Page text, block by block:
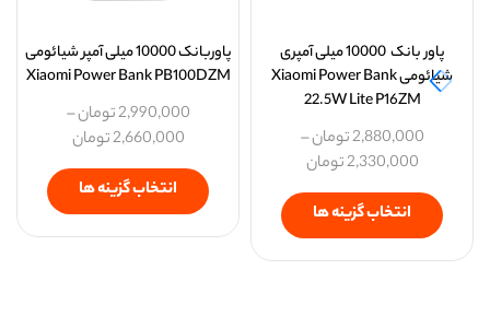
پاور بانک 10000 میلی آمپری
شیائومی Xiaomi Power Bank
22.5W Lite P16ZM
2,880,000تومان–
2,330,000تومان
انتخاب گزینه ها
پاوربانک 10000 میلی آمپر شیائومی
Xiaomi Power Bank PB100DZM
2,990,000تومان–
2,660,000تومان
انتخاب گزینه ها